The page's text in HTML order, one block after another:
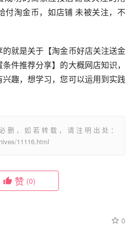
付淘金币，如店铺 未被关注，不
就是关于【淘金币好店关注送金
件推荐分享】的大概网店知识，
趣，想学习，您可以运用到实践
删，如若转载，请注明出处：
11116.html
赞 (0)
0